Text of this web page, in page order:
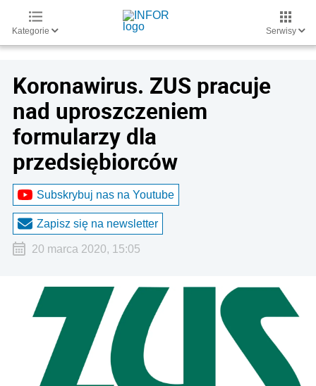
Kategorie Serwisy
Koronawirus. ZUS pracuje
nad uproszczeniem
formularzy dla
przedsiębiorców
Subskrybuj nas na Youtube
Zapisz się na newsletter
20 marca 2020, 15:05